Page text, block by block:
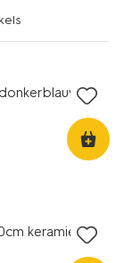
keramiek